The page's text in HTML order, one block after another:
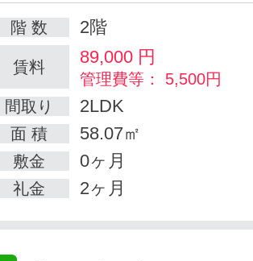
階 数 2階
賃料 89,000 円
管理費等： 5,500円
間取り
2LDK
面 積 58.07㎡
敷金 0ヶ月
礼金 2ヶ月